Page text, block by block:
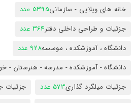
خانه های ویلایی - سازمانی5395 عدد
جزئیات و طراحی داخلی دفتر364 عدد
دانشگاه ، آموزشکده ، موسسه928 عدد
دانشگاه - آموزشکده - مدرسه - هنرستان -
جزئیات میلگرد گذاری573 عدد جزئیات